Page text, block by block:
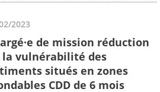
2023
de mission réduction
la vulnérabilité des
situés en zones
CDD de 6 mois